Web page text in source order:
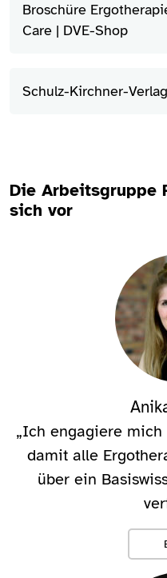
Broschüre
Care | DVE-Shop
Schulz-Kirchner-Verlag
Die Arbeitsgruppe
sich vor
„Ich engagiere
damit alle
über ein